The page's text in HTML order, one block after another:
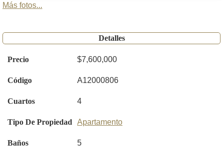
Más fotos...
Detalles
Precio $7,600,000
Código A12000806
Cuartos 4
Tipo De Propiedad Apartamento
Baños 5